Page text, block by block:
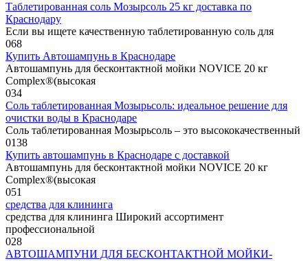
Таблетированная соль Мозырсоль 25 кг доставка по
Краснодару
Если вы ищете качественную таблетированную соль для
068
Купить Автошампунь в Краснодаре
Автошампунь для бесконтактной мойки NOVICE 20 кг
Complex®(высокая
034
Соль таблетированная Мозырьсоль: идеальное решение для
очистки воды в Краснодаре
Соль таблетированная Мозырьсоль – это высококачественный
0138
Купить автошампунь в Краснодаре с доставкой
Автошампунь для бесконтактной мойки NOVICE 20 кг
Complex®(высокая
051
средства для клининга
средства для клининга Широкий ассортимент
профессиональной
028
АВТОШАМПУНИ ДЛЯ БЕСКОНТАКТНОЙ МОЙКИ-